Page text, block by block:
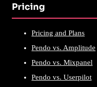
Pricing
Pricing and Plans
Pendo vs. Amplitude
Pendo vs. Mixpanel
Pendo vs. Userpilot